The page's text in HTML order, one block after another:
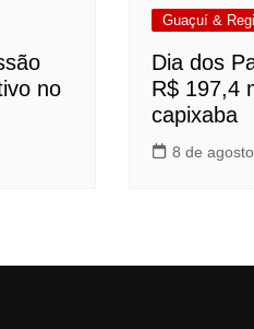
no
Guaçuí &
Dia dos
R$ 197,4
capixaba
8 de